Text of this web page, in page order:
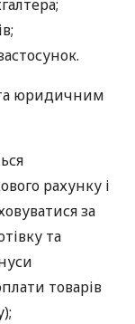
юридичним
рахунку і
за
та
товарів